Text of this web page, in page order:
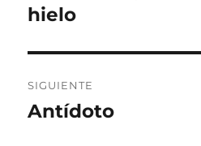
entradas
anterior:
hielo
SIGUIENTE
Entrada
Antídoto